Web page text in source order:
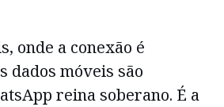
onde a conexão é
dados móveis são
reina soberano. É a